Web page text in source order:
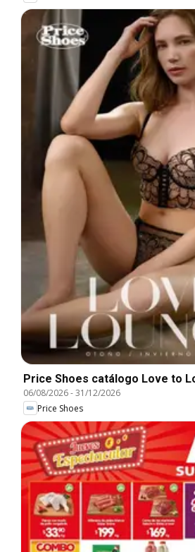
Price Shoes catálogo Love to
06/08/2026-31/12/2026
Price Shoes